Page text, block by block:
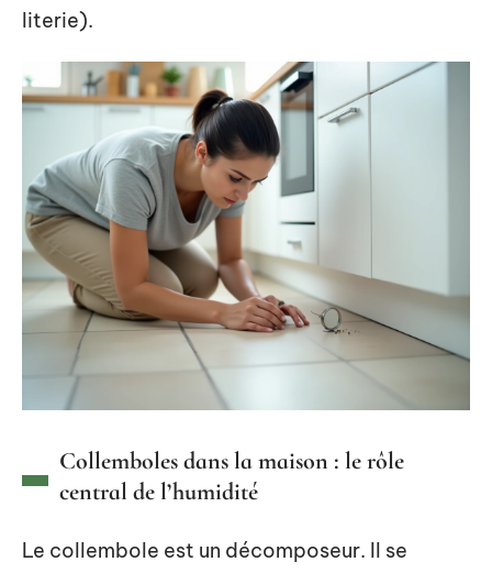
literie).
Collemboles dans la maison : le rôle
central de l’humidité
Le collembole est un décomposeur. Il se